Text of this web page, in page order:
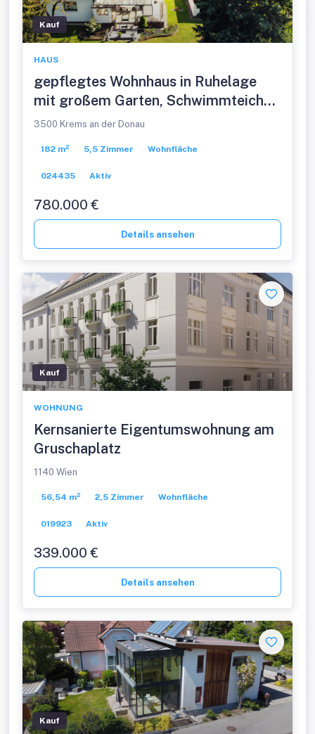
Kauf
HAUS
gepflegtes Wohnhaus in Ruhelage
mit großem Garten, Schwimmteich
und Doppelgarage
3500 Krems an der Donau
182 m² 5,5 Zimmer Wohnfläche
024435 Aktiv
780.000 €
Details ansehen
Kauf
WOHNUNG
Kernsanierte Eigentumswohnung am
Gruschaplatz
1140 Wien
56,54 m² 2,5 Zimmer Wohnfläche
019923 Aktiv
339.000 €
Details ansehen
Kauf